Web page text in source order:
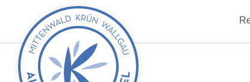
zurück
zur
Startseite